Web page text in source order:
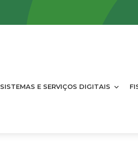
SISTEMAS E SERVIÇOS DIGITAIS